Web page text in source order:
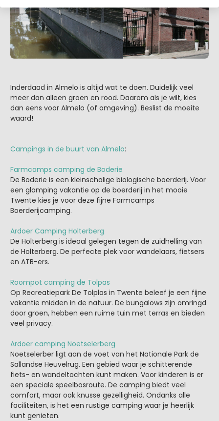
Inderdaad in Almelo is altijd wat te doen. Duidelijk veel
meer dan alleen groen en rood. Daarom als je wilt, kies
dan eens voor Almelo (of omgeving). Beslist de moeite
waard!
Campings in de buurt van Almelo:
Farmcamps camping de Boderie
De Boderie is een kleinschalige biologische boerderij. Voor
een glamping vakantie op de boerderij in het mooie
Twente kies je voor deze fijne Farmcamps
Boerderijcamping.
Ardoer Camping Holterberg
De Holterberg is ideaal gelegen tegen de zuidhelling van
de Holterberg. De perfecte plek voor wandelaars, fietsers
en ATB-ers.
Roompot camping de Tolpas
Op Recreatiepark De Tolplas in Twente beleef je een fijne
vakantie midden in de natuur. De bungalows zijn omringd
door groen, hebben een ruime tuin met terras en bieden
veel privacy.
Ardoer camping Noetselerberg
Noetselerber ligt aan de voet van het Nationale Park de
Sallandse Heuvelrug. Een gebied waar je schitterende
fiets- en wandeltochten kunt maken. Voor kinderen is er
een speciale speelbosroute. De camping biedt veel
comfort, maar ook knusse gezelligheid. Ondanks alle
faciliteiten, is het een rustige camping waar je heerlijk
kunt genieten.